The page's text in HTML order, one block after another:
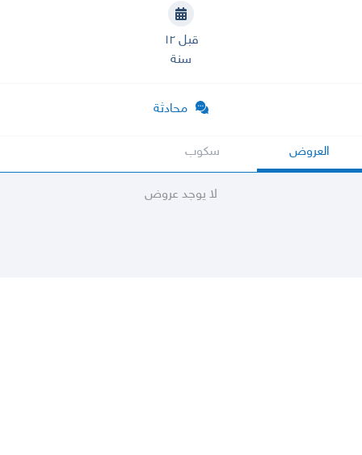
قبل ١٢
سنة
محادثة
العروض سكوب
لا يوجد عروض